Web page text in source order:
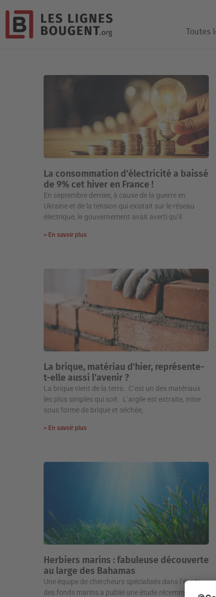
Toutes
La consommation d’électricité a baissé
de 9% cet hiver en France !
En septembre dernier, à cause de la guerre en
Ukraine et de la tension qui existait sur le réseau
électrique, le gouvernement avait averti qu’il
> En savoir plus
La brique, matériau d’hier, représente-
t-elle aussi l’avenir ?
La brique vient de la terre. C’est un des matériaux
les plus simples qui soit. L’argile est extraite, mise
sous forme de brique et séchée,
> En savoir plus
Herbiers marins : fabuleuse découverte
au large des Bahamas
Une équipe de chercheurs spécialisés dans l’étude
des fonds marins a publié une étude récemment